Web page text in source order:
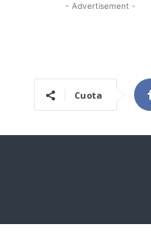
- Advertisement -
Cuota